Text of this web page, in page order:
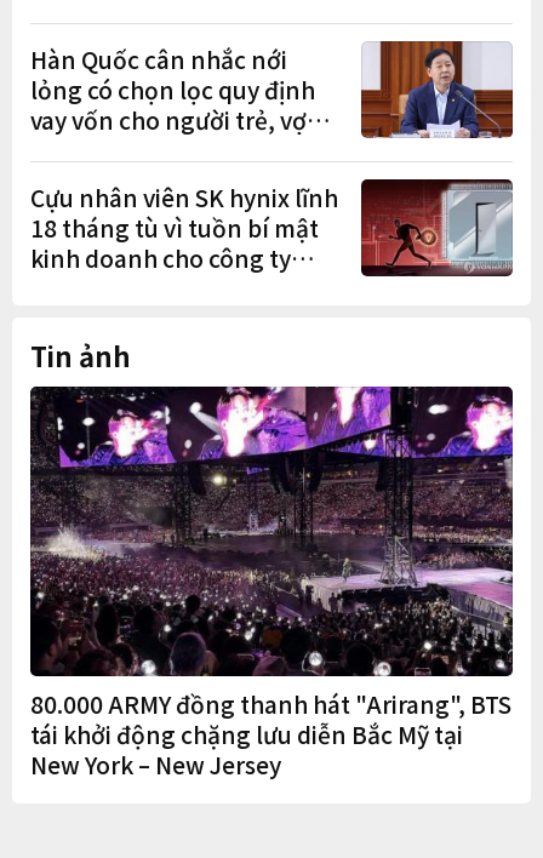
Hàn Quốc cân nhắc nới
lỏng có chọn lọc quy định
vay vốn cho người trẻ, vợ
Cựu nhân viên SK hynix lĩnh
18 tháng tù vì tuồn bí mật
kinh doanh cho công ty
Tin ảnh
80.000 ARMY đồng thanh hát "Arirang", BTS
tái khởi động chặng lưu diễn Bắc Mỹ tại
New York – New Jersey